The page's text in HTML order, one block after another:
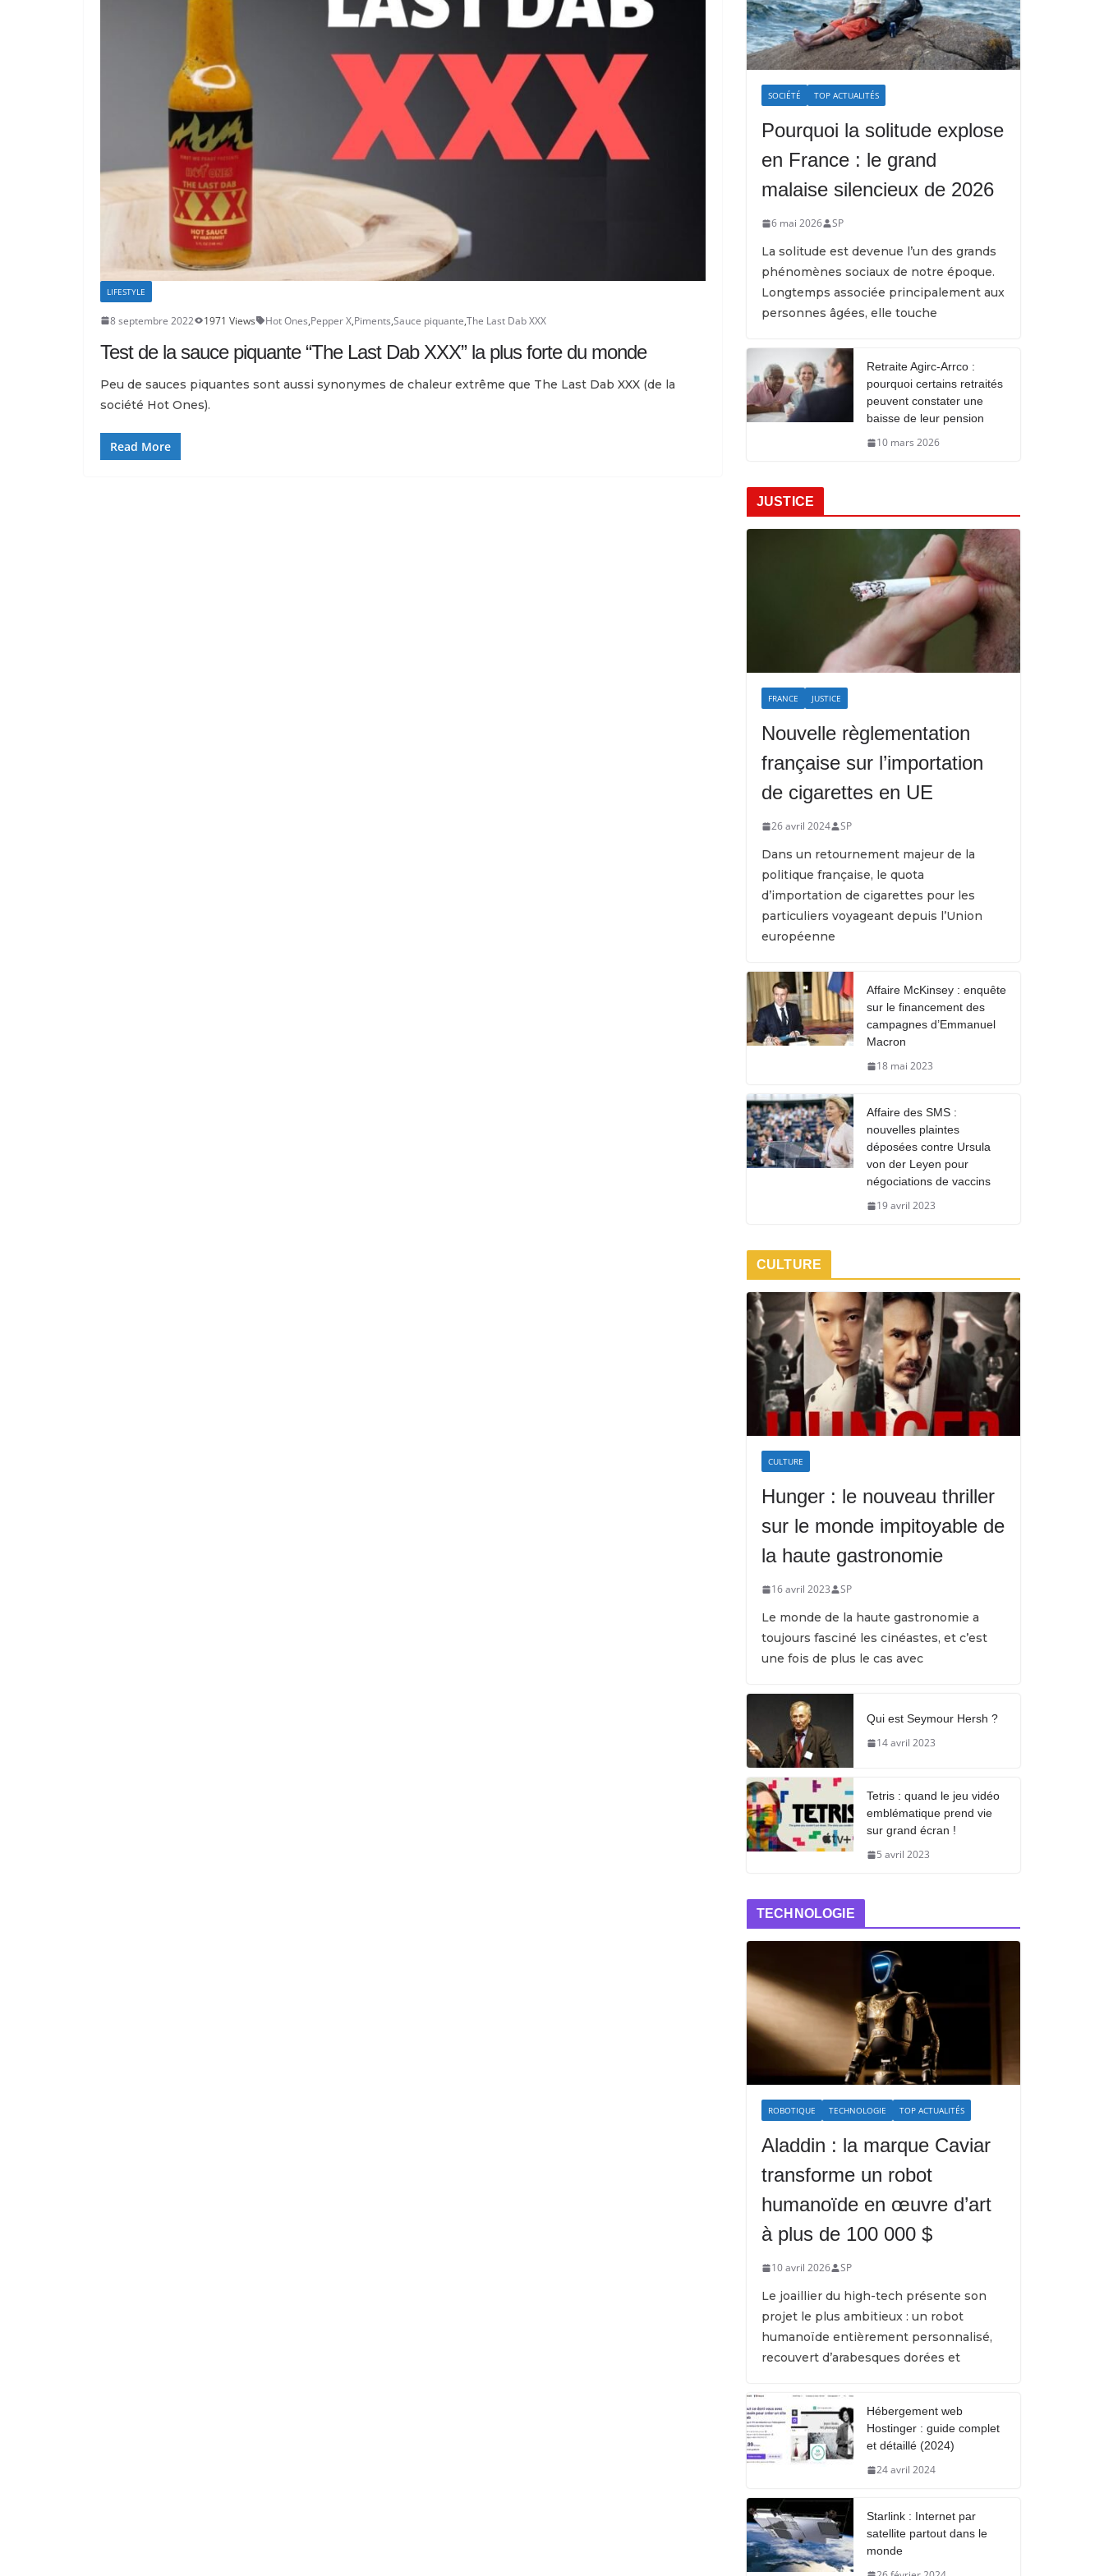
LIFESTYLE
8 septembre 2022 1971 Views Hot Ones,Pepper X,Piments,Sauce piquante,The Last Dab XXX
Test de la sauce piquante “The Last Dab XXX” la plus forte du monde
Peu de sauces piquantes sont aussi synonymes de chaleur extrême que The Last Dab XXX (de la
société Hot Ones).
Read More
SOCIÉTÉ TOP ACTUALITÉS
Pourquoi la solitude explose
en France : le grand
malaise silencieux de 2026
6 mai 2026 SP
La solitude est devenue l’un des grands
phénomènes sociaux de notre époque.
Longtemps associée principalement aux
personnes âgées, elle touche
Retraite Agirc-Arrco :
pourquoi certains retraités
peuvent constater une
baisse de leur pension
10 mars 2026
JUSTICE
FRANCE JUSTICE
Nouvelle règlementation
française sur l’importation
de cigarettes en UE
26 avril 2024 SP
Dans un retournement majeur de la
politique française, le quota
d’importation de cigarettes pour les
particuliers voyageant depuis l’Union
européenne
Affaire McKinsey : enquête
sur le financement des
campagnes d’Emmanuel
Macron
18 mai 2023
Affaire des SMS :
nouvelles plaintes
déposées contre Ursula
von der Leyen pour
négociations de vaccins
19 avril 2023
CULTURE
CULTURE
Hunger : le nouveau thriller
sur le monde impitoyable de
la haute gastronomie
16 avril 2023 SP
Le monde de la haute gastronomie a
toujours fasciné les cinéastes, et c’est
une fois de plus le cas avec
Qui est Seymour Hersh ?
14 avril 2023
Tetris : quand le jeu vidéo
emblématique prend vie
sur grand écran !
5 avril 2023
TECHNOLOGIE
ROBOTIQUE TECHNOLOGIE TOP ACTUALITÉS
Aladdin : la marque Caviar
transforme un robot
humanoïde en œuvre d’art
à plus de 100 000 $
10 avril 2026 SP
Le joaillier du high-tech présente son
projet le plus ambitieux : un robot
humanoïde entièrement personnalisé,
recouvert d’arabesques dorées et
Hébergement web
Hostinger : guide complet
et détaillé (2024)
24 avril 2024
Starlink : Internet par
satellite partout dans le
monde